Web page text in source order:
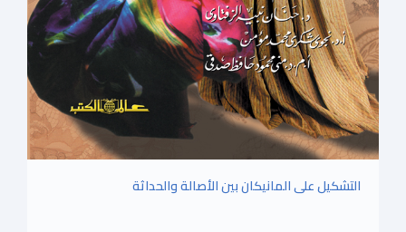
التشكيل على المانيكان بين الأصالة والحداثة